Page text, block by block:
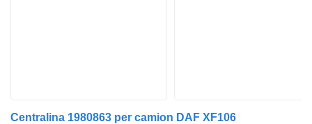
Centralina 1980863 per camion DAF XF106